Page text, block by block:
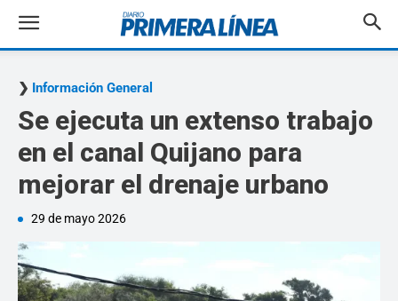
Información General
Se ejecuta un extenso trabajo
en el canal Quijano para
mejorar el drenaje urbano
29 de mayo 2026